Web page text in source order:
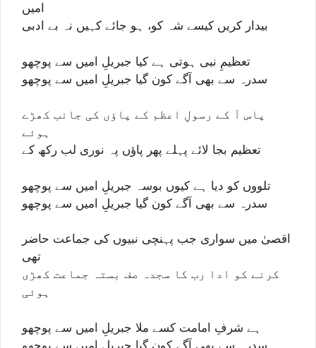
امیں
بیدار کریں کیسے شہ کو، ہو جائے کہیں نہ بے ادبی
تعظیمِ نبی ہوتی ہے کیا جبریلِ امیں سے پوچھو
سدرہ سے بھی آگے کون گیا جبریلِ امیں سے پوچھو
پاس آ کے رسولِ اعظم کے پاؤں کی جانب کھڑے
ہوئے
تعظیم بجا لائے پہلے پھر پاؤں پہ نوری لب رکھ کے
تلووں کو دیا ہے کیوں بوسہ جبریلِ امیں سے پوچھو
سدرہ سے بھی آگے کون گیا جبریلِ امیں سے پوچھو
اقصیٰ میں سواری جب پہنچی نبیوں کی جماعت حاضر
تھی
کرنے کو ادا رب کا سجدہ صف بستہ جماعت کھڑی
ہوئی
ہے شرفِ امامت کسے ملا جبریلِ امیں سے پوچھو
سدرہ سے بھی آگے کون گیا جبریلِ امیں سے پوچھو